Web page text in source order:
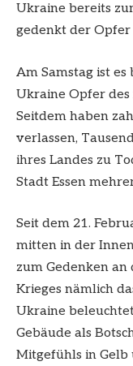
Ukraine bereits
gedenkt der
Am Samstag ist es
Ukraine Opfer
Seitdem haben
verlassen,
ihres Landes zu
Stadt Essen
Seit dem 21.
mitten in der
zum Gedenken an
Krieges nämlich
Ukraine
Gebäude als
Mitgefühls in Gelb